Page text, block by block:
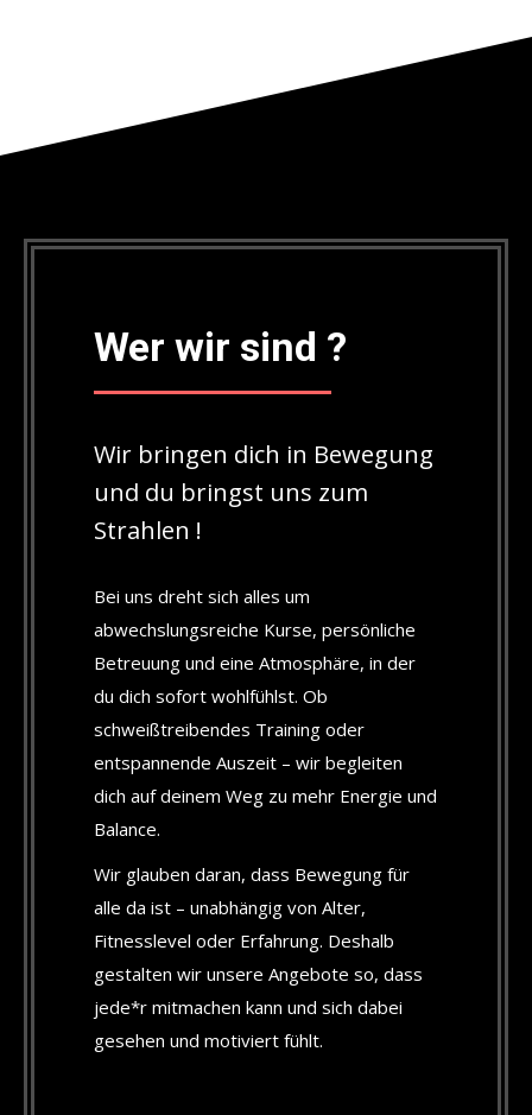
Wer wir sind ?
Wir bringen dich in Bewegung
und du bringst uns zum
Strahlen !
Bei uns dreht sich alles um
abwechslungsreiche Kurse, persönliche
Betreuung und eine Atmosphäre, in der
du dich sofort wohlfühlst. Ob
schweißtreibendes Training oder
entspannende Auszeit – wir begleiten
dich auf deinem Weg zu mehr Energie und
Balance.
Wir glauben daran, dass Bewegung für
alle da ist – unabhängig von Alter,
Fitnesslevel oder Erfahrung. Deshalb
gestalten wir unsere Angebote so, dass
jede*r mitmachen kann und sich dabei
gesehen und motiviert fühlt.